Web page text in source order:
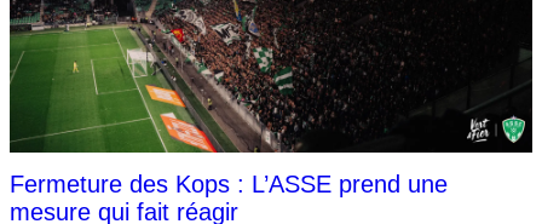
Fermeture des Kops : L’ASSE prend une
mesure qui fait réagir